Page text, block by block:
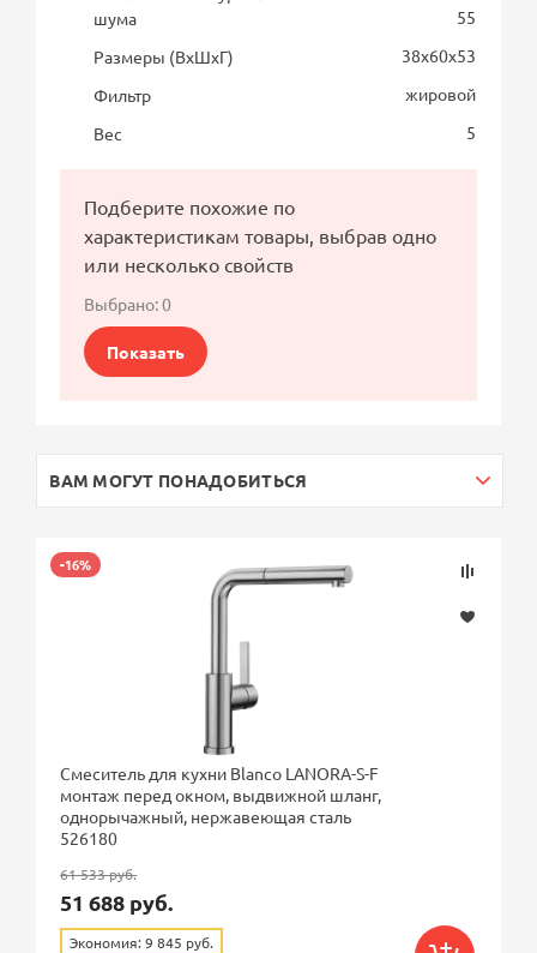
шума
55
Размеры (ВхШхГ)
38х60х53
Фильтр
жировой
Вес
5
Подберите похожие по
характеристикам товары, выбрав одно
или несколько свойств
Выбрано:0
Показать
ВАМ МОГУТ ПОНАДОБИТЬСЯ
-16%
Смеситель для кухни Blanco LANORA-S-F
монтаж перед окном, выдвижной шланг,
однорычажный, нержавеющая сталь
526180
61 533 руб.
51 688 руб.
Экономия: 9 845 руб.